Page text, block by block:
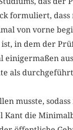
formuliert, dass
von vorne
in dem der
als
musste, sodass
Kant die